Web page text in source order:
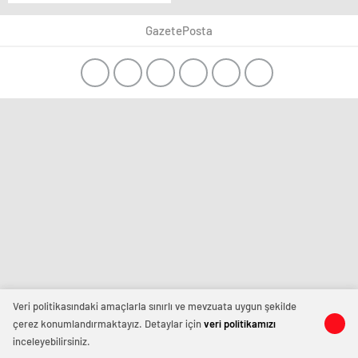
GazetePosta
Veri politikasındaki amaçlarla sınırlı ve mevzuata uygun şekilde
çerez konumlandırmaktayız. Detaylar içinveri politikamızı
inceleyebilirsiniz.